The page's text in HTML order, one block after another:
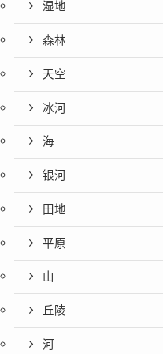
湿地
森林
天空
冰河
海
银河
田地
平原
山
丘陵
河